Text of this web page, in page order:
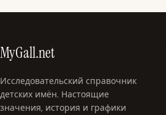
MyGall.net
Исследовательский справочник
детских имён. Настоящие
значения, история и графики